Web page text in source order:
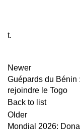
t.
Newer
Guépards du Bénin
rejoindre le Togo
Back to list
Older
Mondial 2026: